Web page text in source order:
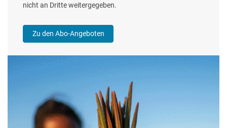
nicht an Dritte weitergegeben.
Zu den Abo-Angeboten